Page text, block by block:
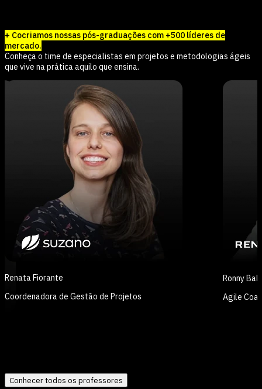
+ Cocriamos nossas pós-graduações com +500 líderes de
mercado.
Conheça o time de especialistas em projetos e metodologias ágeis
que vive na prática aquilo que ensina.
Renata Fiorante
Coordenadora de Gestão de Projetos
Ronny
Agile
Conhecer todos os professores